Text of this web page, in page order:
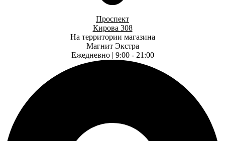
Проспект
Кирова 308
На территории магазина
Магнит Экстра
Ежедневно | 9:00 - 21:00